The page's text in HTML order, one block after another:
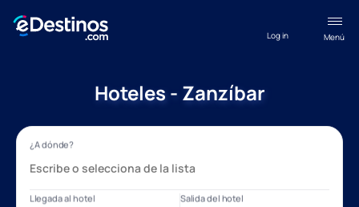
Menú
Log in
Hoteles - Zanzíbar